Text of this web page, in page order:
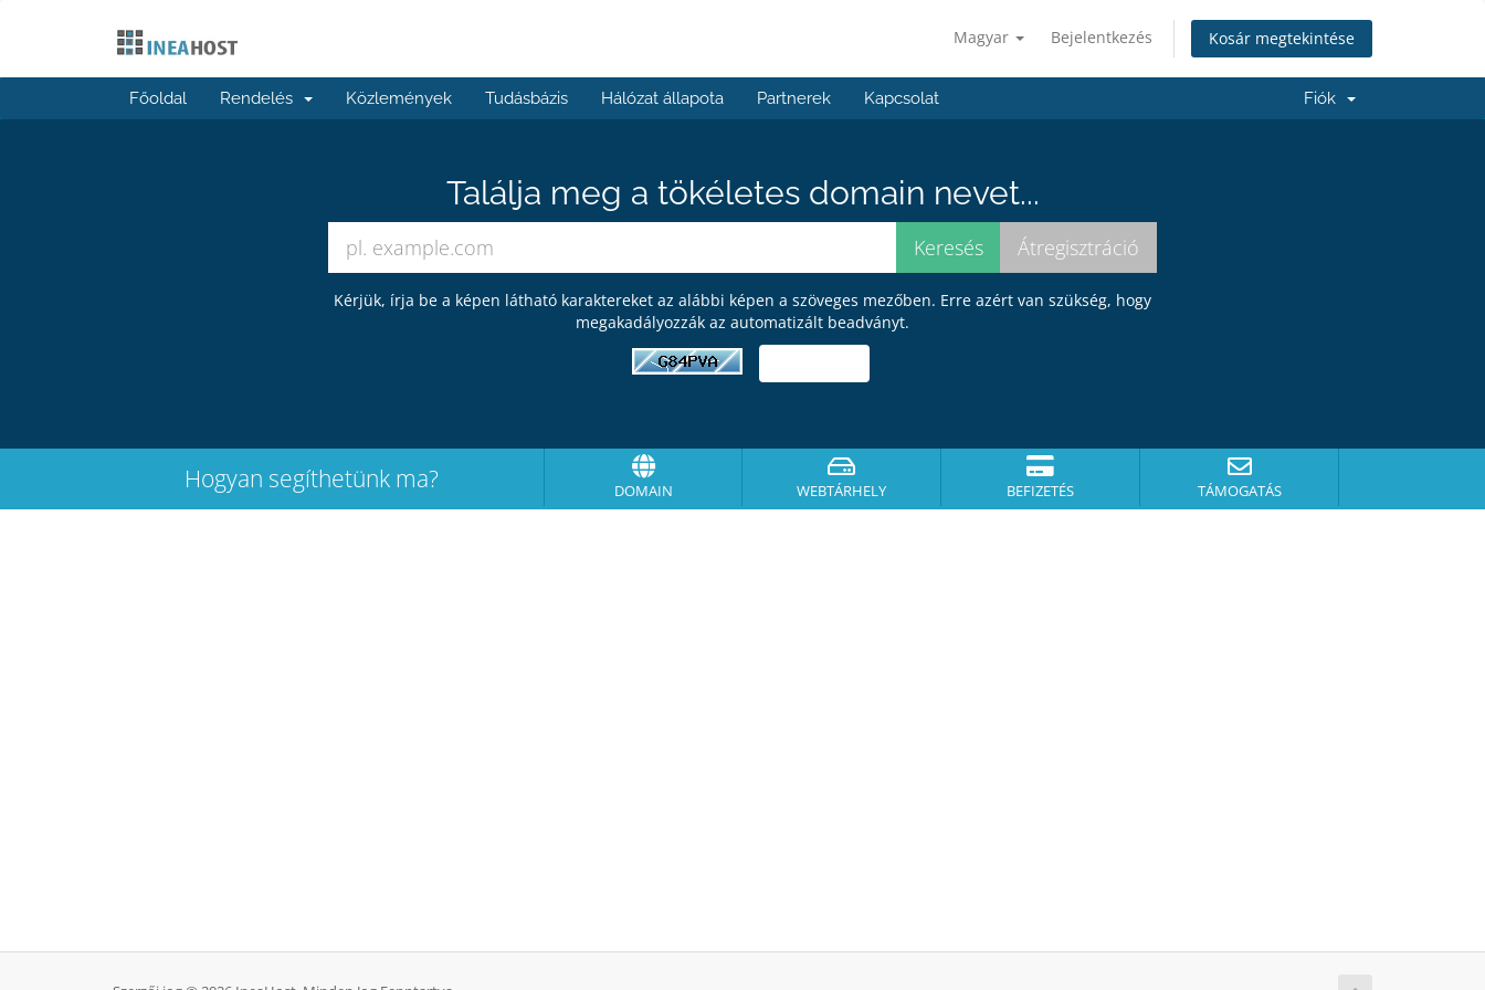
Magyar Bejelentkezés Kosár megtekintése
Főoldal Rendelés Közlemények Tudásbázis Hálózat állapota Partnerek Kapcsolat Fiók
Találja meg a tökéletes domain nevet...
Kérjük, írja be a képen látható karaktereket az alábbi képen a szöveges mezőben. Erre azért van szükség, hogy
megakadályozzák az automatizált beadványt.
Hogyan segíthetünk ma? DOMAIN WEBTÁRHELY BEFIZETÉS TÁMOGATÁS